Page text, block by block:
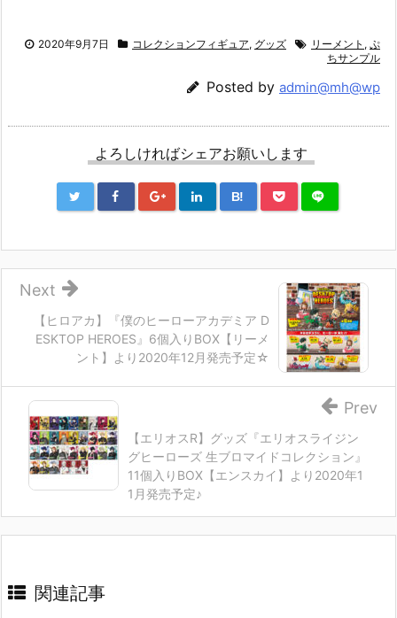
2020年9月7日 コレクションフィギュア, グッズ リーメント , ぷ
ちサンプル
Posted by admin@mh@wp
よろしければシェアお願いします
B!
【ヒロアカ】『僕のヒーローアカデミア D
ESKTOP HEROES』6個入りBOX【リーメ
ント】より2020年12月発売予定☆
Next
【エリオスR】グッズ『エリオスライジン
グヒーローズ 生ブロマイドコレクション』
11個入りBOX【エンスカイ】より2020年1
1月発売予定♪
Prev
関連記事